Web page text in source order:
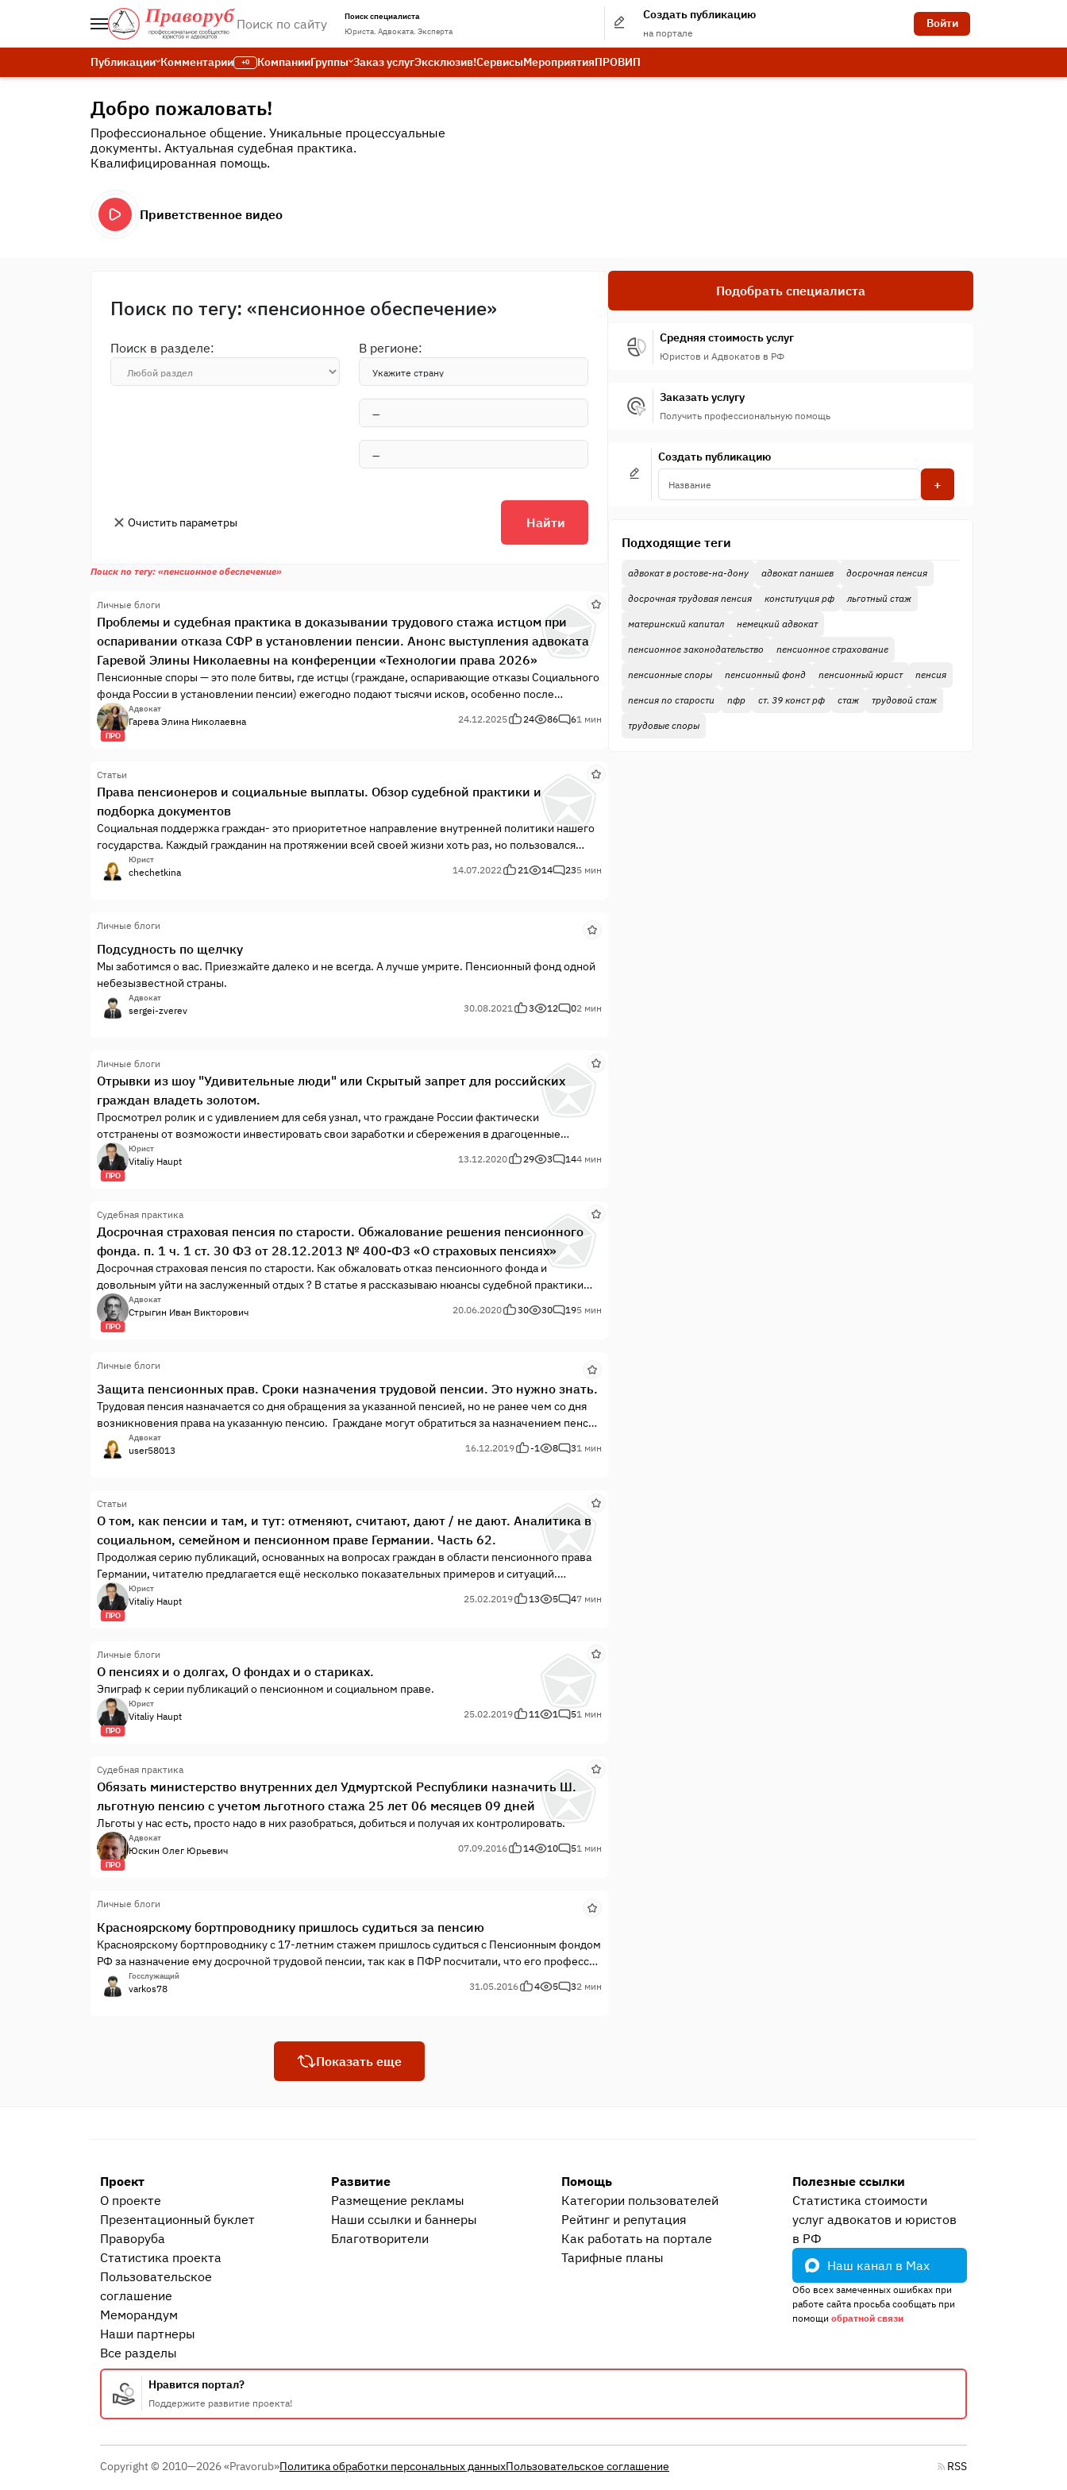
Поиск специалиста
Юриста. Адвоката. Эксперта
Создать публикацию
на портале
Войти
Публикации Комментарии +0 КомпанииГруппы Заказ услугЭксклюзив!СервисыМероприятияПРОВИП
Добро пожаловать!
Профессиональное общение. Уникальные процессуальные
документы. Актуальная судебная практика.
Квалифицированная помощь.
Приветственное видео
Поиск по тегу: «пенсионное обеспечение»
Поиск в разделе: В регионе:
Очистить параметры Найти
Поиск по тегу: «пенсионное обеспечение»
Личные блоги
Проблемы и судебная практика в доказывании трудового стажа истцом при
оспаривании отказа СФР в установлении пенсии. Анонс выступления адвоката
Гаревой Элины Николаевны на конференции «Технологии права 2026»
Пенсионные споры — это поле битвы, где истцы (граждане, оспаривающие отказы Социального
фонда России в установлении пенсии) ежегодно подают тысячи исков, особенно после
пенсионной реформы.
Как часто мы, адвокаты, видим, как доверители проигрывают из-за слабого доказывания
трудового стажа: утрата документов, агрессивные контраргументы СФР, отсутствие
правильной стратегии заканчиваются поражениями.
ПРО
Адвокат
Гарева Элина Николаевна 24.12.2025 24 86 61 мин
Статьи
Права пенсионеров и социальные выплаты. Обзор судебной практики и
подборка документов
Социальная поддержка граждан- это приоритетное направление внутренней политики нашего
государства. Каждый гражданин на протяжении всей своей жизни хоть раз, но пользовался
теми или иными мерами поддержки, которые гарантирует нам Конституция и ряд иных
нормативно-правовых актов.
Юрист
chechetkina 14.07.2022 21 14 235 мин
Личные блоги
Подсудность по щелчку
Мы заботимся о вас. Приезжайте далеко и не всегда. А лучше умрите. Пенсионный фонд одной
небезызвестной страны.
Адвокат
sergei-zverev 30.08.2021 3 12 02 мин
Личные блоги
Отрывки из шоу "Удивительные люди" или Скрытый запрет для российских
граждан владеть золотом.
Просмотрел ролик и с удивлением для себя узнал, что граждане России фактически
отстранены от возможости инвестировать свои заработки и сбережения в драгоценные
металлы, такие, как золото, серебро, платина. В ролике указано, что за покупку золота
физическим лицом в России у банков, с граждан взымается около 20 % НДС плюс
комиссионные.
ПРО
Юрист
Vitaliy Haupt 13.12.2020 29 3 144 мин
Судебная практика
Досрочная страховая пенсия по старости. Обжалование решения пенсионного
фонда. п. 1 ч. 1 ст. 30 ФЗ от 28.12.2013 № 400-ФЗ «О страховых пенсиях»
Досрочная страховая пенсия по старости. Как обжаловать отказ пенсионного фонда и
довольным уйти на заслуженный отдых ? В статье я рассказываю нюансы судебной практики
обжалования отказа пенсионного фонда и предлагаю ознакомиться с решением суда 2020 года
ПРО
Адвокат
Стрыгин Иван Викторович 20.06.2020 30 30 195 мин
Личные блоги
Защита пенсионных прав. Сроки назначения трудовой пенсии. Это нужно знать.
Трудовая пенсия назначается со дня обращения за указанной пенсией, но не ранее чем со дня
возникновения права на указанную пенсию. Граждане могут обратиться за назначением пенсии
в любое время после возникновения права на нее. Заявление о назначении пенсии может быть
подано в территориальный орган ...
Адвокат
user58013 16.12.2019 -1 8 31 мин
Статьи
О том, как пенсии и там, и тут: отменяют, считают, дают / не дают. Аналитика в
социальном, семейном и пенсионном праве Германии. Часть 62.
Продолжая серию публикаций, основанных на вопросах граждан в области пенсионного права
Германии, читателю предлагается ещё несколько показательных примеров и ситуаций.
Надеюсь, что ответы на вопросы и разъяснения норм и процессов в немецком социальном и
пенсионном праве помогут сориентироваться как многим гражданам с подобными ситуациями,
так и коллегам из других стран.
ПРО
Юрист
Vitaliy Haupt 25.02.2019 13 5 47 мин
Личные блоги
О пенсиях и о долгах, О фондах и о стариках.
Эпиграф к серии публикаций о пенсионном и социальном праве.
ПРО
Юрист
Vitaliy Haupt 25.02.2019 11 1 51 мин
Судебная практика
Обязать министерство внутренних дел Удмуртской Республики назначить Ш.
льготную пенсию с учетом льготного стажа 25 лет 06 месяцев 09 дней
Льготы у нас есть, просто надо в них разобраться, добиться и получая их контролировать.
ПРО
Адвокат
Юскин Олег Юрьевич 07.09.2016 14 10 51 мин
Личные блоги
Красноярскому бортпроводнику пришлось судиться за пенсию
Красноярскому бортпроводнику с 17-летним стажем пришлось судиться с Пенсионным фондом
РФ за назначение ему досрочной трудовой пенсии, так как в ПФР посчитали, что его профессия
не относится к летному составу.
Госслужащий
varkos78 31.05.2016 4 5 32 мин
Показать еще
Подобрать специалиста
Средняя стоимость услуг
Юристов и Адвокатов в РФ
Заказать услугу
Получить профессиональную помощь
Создать публикацию
+
Подходящие теги
адвокат в ростове-на-дону адвокат паншев досрочная пенсия
досрочная трудовая пенсия конституция рф льготный стаж
материнский капитал немецкий адвокат
пенсионное законодательство пенсионное страхование
пенсионные споры пенсионный фонд пенсионный юрист пенсия
пенсия по старости пфр ст. 39 конст рф стаж трудовой стаж
трудовые споры
Проект
О проекте
Презентационный букл​ет
Праворуба
Статистика проекта
Пользовательское
соглашение
Меморандум
Наши партнеры
Все разделы
Развитие
Размещение рекламы
Наши ссылки и баннеры
Благотворители
Помощь
Категории пользователей
Рейтинг и репутация
Как работать на портале
Тарифные планы
Полезные ссылки
Статистика стоимости
услуг адвокатов и юристов
в РФ
Наш канал в Max
Обо всех замеченных ошибках при
работе сайта просьба сообщать при
помощи обратной связи
Нравится портал?
Поддержите развитие проекта!
Copyright © 2010—2026 «Pravorub»Политика обработки персональных данныхПользовательское соглашение RSS